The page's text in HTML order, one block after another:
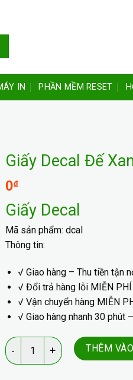
IN PHẦN MỀM RESET
Giấy Decal Đế
0₫
Giấy Decal
Mã sản phẩm: dcal
Thông tin:
√ Giao hàng – Thu tiềntận
√ Đổi trả hàng lỗi MIỄN PHÍ
√ Vận chuyển hàng MIỄN
√ Giao hàng nhanh 30 phút
Số lượng THÊM